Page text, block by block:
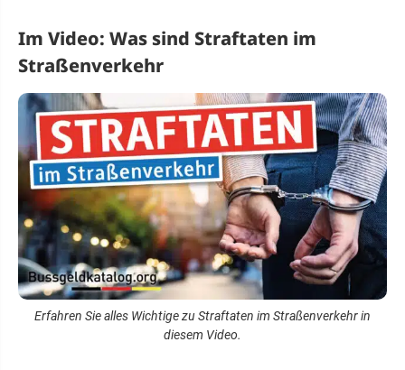
Im Video: Was sind Straftaten im
Straßenverkehr
Erfahren Sie alles Wichtige zu Straftaten im Straßenverkehr in
diesem Video.